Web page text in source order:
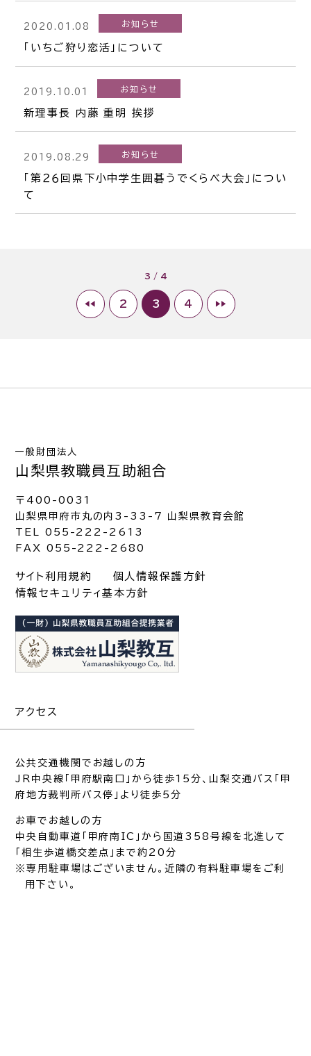
2020.01.08 お知らせ
「いちご狩り恋活」について
2019.10.01 お知らせ
新理事長 内藤 重明 挨拶
2019.08.29 お知らせ
「第２６回県下小中学生囲碁うでくらべ大会」につい
て
3 / 4
2 3 4
一般財団法人
山梨県教職員互助組合
〒400-0031
山梨県甲府市丸の内3-33-7 山梨県教育会館
TEL 055-222-2613
FAX 055-222-2680
サイト利用規約
個人情報保護方針
情報セキュリティ基本方針
アクセス
公共交通機関でお越しの方
JR中央線「甲府駅南口」から徒歩15分、山梨交通バス「甲
府地方裁判所バス停」より徒歩5分
お車でお越しの方
中央自動車道「甲府南IC」から国道358号線を北進して
「相生歩道橋交差点」まで約20分
※専用駐車場はございません。近隣の有料駐車場をご利
用下さい。